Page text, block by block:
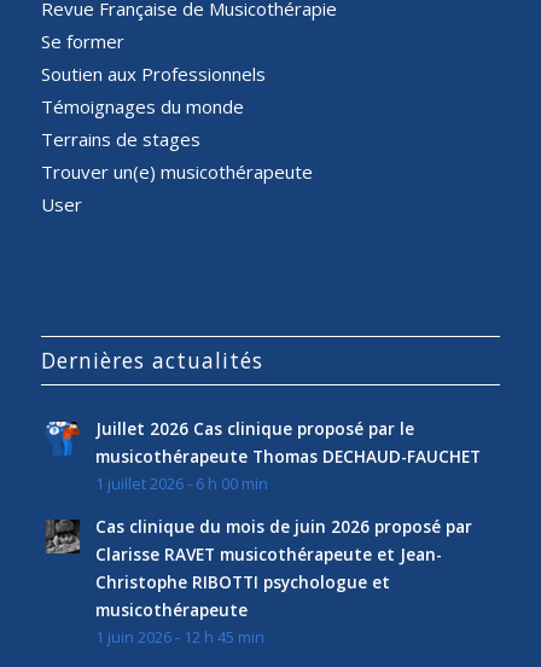
Revue Française de Musicothérapie
Se former
Soutien aux Professionnels
Témoignages du monde
Terrains de stages
Trouver un(e) musicothérapeute
User
Dernières actualités
Juillet 2026 Cas clinique proposé par le
musicothérapeute Thomas DECHAUD-FAUCHET
1 juillet 2026 - 6 h 00 min
Cas clinique du mois de juin 2026 proposé par
Clarisse RAVET musicothérapeute et Jean-
Christophe RIBOTTI psychologue et
musicothérapeute
1 juin 2026 - 12 h 45 min